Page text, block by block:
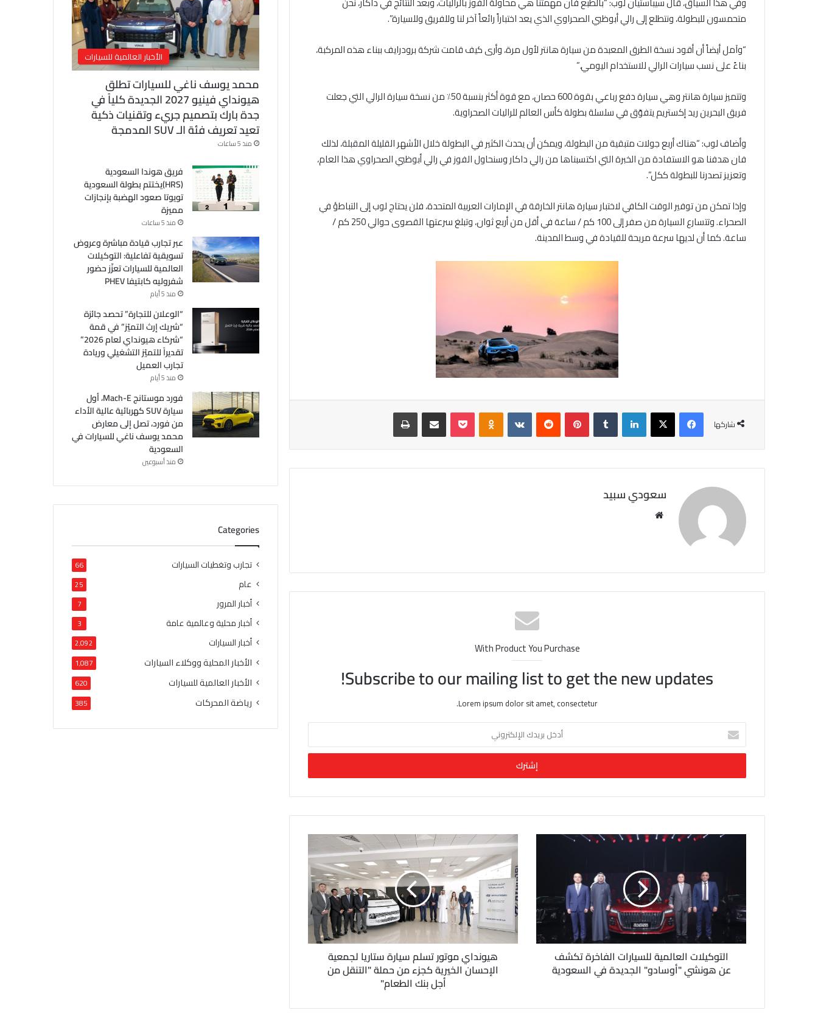
متحمسون للبطولة، ونتطلع إلى رالي أبوظبي الصحراوي الذي يعد اختباراً رائعاً آخر لنا وللفريق وللسيارة”.
“وآمل أيضاً أن أقود نسخة الطرق المعبدة من سيارة هانتر لأول مرة، وأرى كيف قامت شركة برودرايف ببناء هذه المركبة،
بناءً على نسب سيارات الرالي للاستخدام اليومي.”
وتتميز سيارة هانتر وهي سيارة دفع رباعي بقوة 600 حصان، مع قوة أكثر بنسبة 50٪ من نسخة سيارة الرالي التي جعلت
فريق البحرين ريد إكستريم يتفوّق في سلسلة بطولة كأس العالم للراليات الصحراوية.
وأضاف لوب: “هناك أربع جولات متبقية من البطولة، ويمكن أن يحدث الكثير في البطولة خلال الأشهر القليلة المقبلة، لذلك
فان هدفنا هو الاستفادة من الخبرة التي اكتسبناها من رالي داكار وسنحاول الفوز في رالي أبوظبي الصحراوي هذا العام،
وتعزيز تصدرنا للبطولة ككل”.
وإذا تمكن من توفير الوقت الكافي لاختبار سيارة هانتر الخارقة في الإمارات العربية المتحدة، فلن يحتاج لوب إلى التباطؤ في
الصحراء. وتتسارع السيارة من صفر إلى 100 كم / ساعة في أقل من أربع ثوان، وتبلغ سرعتها القصوى حوالي 250 كم /
ساعة. كما أن لديها سرعة مريحة للقيادة في وسط المدينة.
شاركها
فيسبوك لينكدإن بينتيريست بوكيت
سعودي سبيد
With Product You Purchase
Subscribe to our mailing list to get the new updates!
Lorem ipsum dolor sit amet, consectetur.
خ
ب
د
ك
ت
ر
ن
التوكيلات العالمية للسيارات الفاخرة تكشف
عن هونشي "أوسادو" الجديدة في السعودية
هيونداي موتور تسلم سيارة ستاريا لجمعية
الإحسان الخيرية كجزء من حملة "التنقل من
أجل بنك الطعام"
و
الأخبار العالمية للسيارات
محمد يوسف ناغي للسيارات تطلق
هيونداي فينيو 2027 الجديدة كلياً في
جدة بارك بتصميم جريء وتقنيات ذكية
تعيد تعريف فئة الـ SUV المدمجة
منذ 5 ساعات
فريق هوندا السعودية
(HRS)يختتم بطولة السعودية
تويوتا صعود الهضبة بإنجازات
مميزة
منذ 5 ساعات
عبر تجارب قيادة مباشرة وعروض
تسويقية تفاعلية: التوكيلات
العالمية للسيارات تعزّز حضور
شفروليه كابتيفا PHEV
منذ 5 أيام
“الوعلان للتجارة” تحصد جائزة
“شريك إرث التميّز” في قمة
“شركاء هيونداي لعام 2026”
تقديراً للتميّز التشغيلي وريادة
تجارب العميل
منذ 5 أيام
فورد موستانج Mach-E، أول
سيارة SUV كهربائية عالية الأداء
من فورد، تصل إلى معارض
محمد يوسف ناغي للسيارات في
السعودية
منذ أسبوعين
Categories
تجارب وتغطيات السيارات 66
عام 25
أخبار المرور 7
أخبار محلية وعالمية عامة 3
أخبار السيارات 2٬092
الأخبار المحلية ووكلاء السيارات 1٬087
الأخبار العالمية للسيارات 620
رياضة المحركات 385